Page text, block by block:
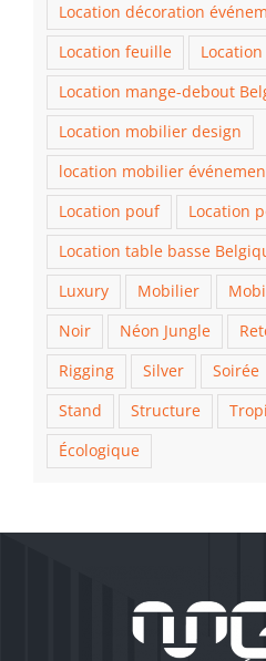
Location décoration
Location feuille
Location mange-debout
Location mobilier design
location mobilier
Location pouf
Location
Location table basse
Luxury
Mobilier
Noir
Néon Jungle
Rigging
Silver Soirée
Stand
Structure
Écologique